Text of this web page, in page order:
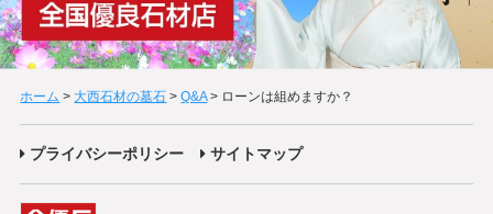
ホーム > 大西石材の墓石 >Q&A> ローンは組めますか？
プライバシーポリシー サイトマップ